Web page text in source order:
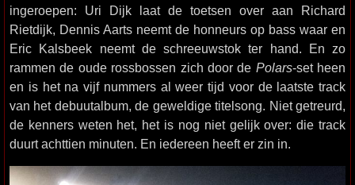
ingeroepen: Uri Dijk laat de toetsen over aan Richard
Rietdijk, Dennis Aarts neemt de honneurs op bass waar en
Eric Kalsbeek neemt de schreeuwstok ter hand. En zo
rammen de oude rossbossen zich door de Polars-set heen
en is het na vijf nummers al weer tijd voor de laatste track
van het debuutalbum, de geweldige titelsong. Niet getreurd,
de kenners weten het, het is nog niet gelijk over: die track
duurt achttien minuten. En iedereen heeft er zin in.